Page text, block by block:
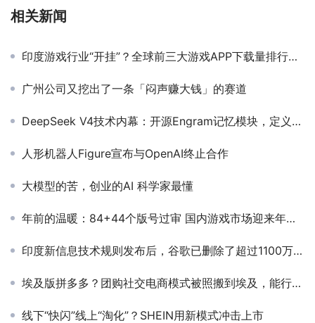
相关新闻
印度游戏行业“开挂”？全球前三大游戏APP下载量排行位居首位
广州公司又挖出了一条「闷声赚大钱」的赛道
DeepSeek V4技术内幕：开源Engram记忆模块，定义下一代出海AI架构
人形机器人Figure宣布与OpenAI终止合作
大模型的苦，创业的AI 科学家最懂
年前的温暖：84+44个版号过审 国内游戏市场迎来年终狂欢
印度新信息技术规则发布后，谷歌已删除了超过1100万个链接
埃及版拼多多？团购社交电商模式被照搬到埃及，能行吗？
线下“快闪”线上“淘化”？SHEIN用新模式冲击上市